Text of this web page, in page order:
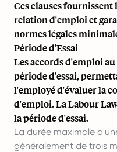
Ces clauses
relation d'emploi et
normes légales
Période d'Essai
Les accords d'emploi
période d'essai,
l'employé d'évaluer la
d'emploi. La Labour
la période d'essai.
La durée maximale
généralement de trois